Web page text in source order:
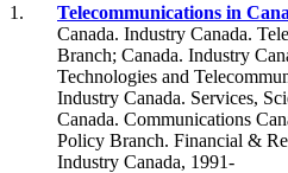
1. Telecommunications in
Canada. Industry Canada.
Branch; Canada. Industry
Technologies and
Industry Canada. Services,
Canada. Communications
Policy Branch. Financial &
Industry Canada, 1991-